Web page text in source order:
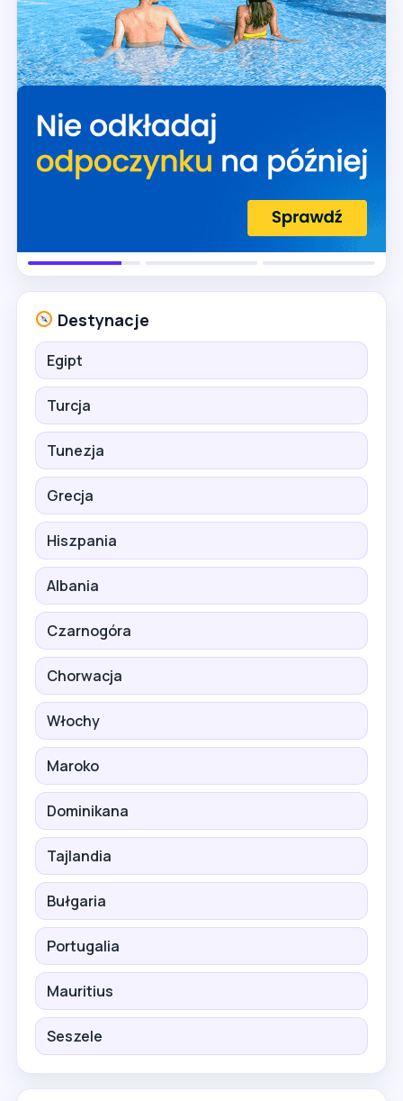
Destynacje
Egipt
Turcja
Tunezja
Grecja
Hiszpania
Albania
Czarnogóra
Chorwacja
Włochy
Maroko
Dominikana
Tajlandia
Bułgaria
Portugalia
Mauritius
Seszele